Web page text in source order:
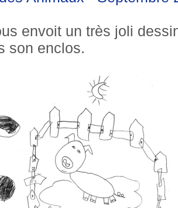
envoit un très joli
son enclos.